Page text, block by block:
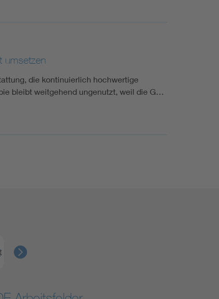
umsetzen
die kontinuierlich hochwertige
bleibt weitgehend ungenutzt, weil die G…